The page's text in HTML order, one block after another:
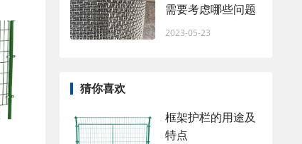
需要考虑哪些问题
2023-05-23
猜你喜欢
框架护栏的用途及
特点